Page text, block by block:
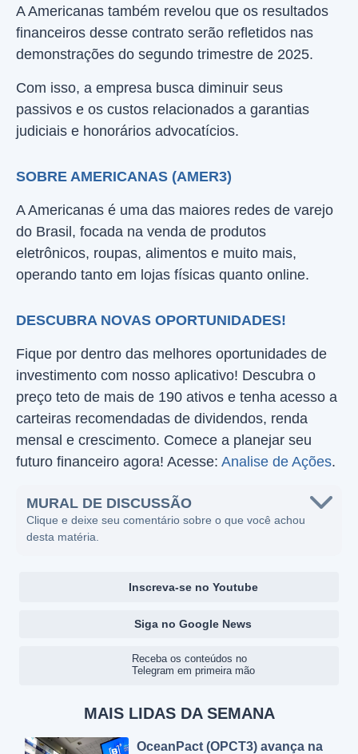
A Americanas também revelou que os resultados
financeiros desse contrato serão refletidos nas
demonstrações do segundo trimestre de 2025.
Com isso, a empresa busca diminuir seus
passivos e os custos relacionados a garantias
judiciais e honorários advocatícios.
SOBRE AMERICANAS (AMER3)
A Americanas é uma das maiores redes de varejo
do Brasil, focada na venda de produtos
eletrônicos, roupas, alimentos e muito mais,
operando tanto em lojas físicas quanto online.
DESCUBRA NOVAS OPORTUNIDADES!
Fique por dentro das melhores oportunidades de
investimento com nosso aplicativo! Descubra o
preço teto de mais de 190 ativos e tenha acesso a
carteiras recomendadas de dividendos, renda
mensal e crescimento. Comece a planejar seu
futuro financeiro agora! Acesse: Analise de Ações.
MURAL DE DISCUSSÃO
Clique e deixe seu comentário sobre o que você achou
desta matéria.
Inscreva-se no Youtube
Siga no Google News
Receba os conteúdos no
Telegram em primeira mão
MAIS LIDAS DA SEMANA
OceanPact (OPCT3) avança na